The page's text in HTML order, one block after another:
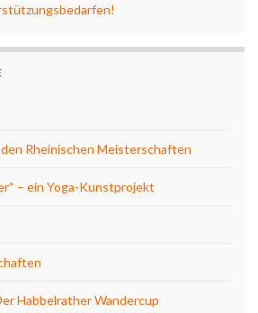
Rheinischen Meisterschaften
– ein Yoga-Kunstprojekt
Habbelrather Wandercup